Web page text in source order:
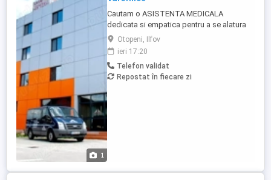
1
Cautam o ASISTENTA MEDICALA
dedicata si empatica pentru a se alatura
echipei noastre din OTOPENI, intr-un
Camin de Persoane Varstnice. Candidatul
ideal va fi responsabil a pentru acordarea
ingrijirilor medicale de baza rezidentilor,
monitorizarea starii de sanatate,
Otopeni, Ilfov
ieri 17:20
Telefon validat
Repostat în fiecare zi